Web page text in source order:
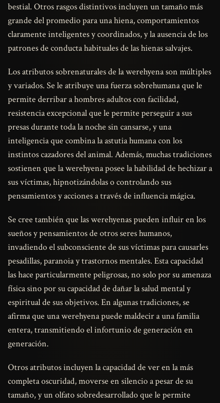
bestial. Otros rasgos distintivos incluyen un tamaño más
grande del promedio para una hiena, comportamientos
claramente inteligentes y coordinados, y la ausencia de los
patrones de conducta habituales de las hienas salvajes.
Los atributos sobrenaturales de la werehyena son múltiples
y variados. Se le atribuye una fuerza sobrehumana que le
permite derribar a hombres adultos con facilidad,
resistencia excepcional que le permite perseguir a sus
presas durante toda la noche sin cansarse, y una
inteligencia que combina la astutia humana con los
instintos cazadores del animal. Además, muchas tradiciones
sostienen que la werehyena posee la habilidad de hechizar a
sus víctimas, hipnotizándolas o controlando sus
pensamientos y acciones a través de influencia mágica.
Se cree también que las werehyenas pueden influir en los
sueños y pensamientos de otros seres humanos,
invadiendo el subconsciente de sus víctimas para causarles
pesadillas, paranoia y trastornos mentales. Esta capacidad
las hace particularmente peligrosas, no solo por su amenaza
física sino por su capacidad de dañar la salud mental y
espiritual de sus objetivos. En algunas tradiciones, se
afirma que una werehyena puede maldecir a una familia
entera, transmitiendo el infortunio de generación en
generación.
Otros atributos incluyen la capacidad de ver en la más
completa oscuridad, moverse en silencio a pesar de su
tamaño, y un olfato sobredesarrollado que le permite